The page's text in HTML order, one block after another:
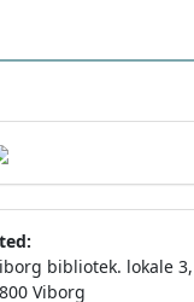
bibliotek. lokale
Viborg